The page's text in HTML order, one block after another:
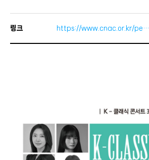
링크 https://www.cnac.or.kr/pe…